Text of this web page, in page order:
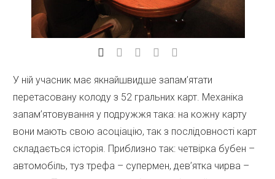
У ній учасник має якнайшвидше запам’ятати
перетасовану колоду з 52 гральних карт. Механіка
запам’ятовування у подружжя така: на кожну карту
вони мають свою асоціацію, так з послідовності карт
складається історія. Приблизно так: четвірка бубен –
автомобіль, туз трефа – супермен, дев’ятка чирва –